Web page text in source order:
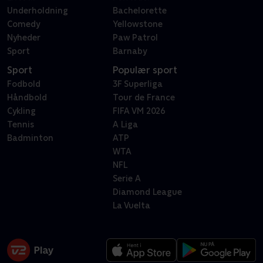
Underholdning
Comedy
Nyheder
Sport
Bachelorette
Yellowstone
Paw Patrol
Barnaby
Sport
Fodbold
Håndbold
Cykling
Tennis
Badminton
Populær sport
3F Superliga
Tour de France
FIFA VM 2026
A Liga
ATP
WTA
NFL
Serie A
Diamond League
La Vuelta